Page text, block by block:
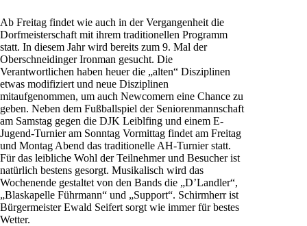
Ab Freitag findet wie auch in der Vergangenheit die
Dorfmeisterschaft mit ihrem traditionellen Programm
statt. In diesem Jahr wird bereits zum 9. Mal der
Oberschneidinger Ironman gesucht. Die
Verantwortlichen haben heuer die „alten“ Disziplinen
etwas modifiziert und neue Disziplinen
mitaufgenommen, um auch Newcomern eine Chance zu
geben. Neben dem Fußballspiel der Seniorenmannschaft
am Samstag gegen die DJK Leiblfing und einem E-
Jugend-Turnier am Sonntag Vormittag findet am Freitag
und Montag Abend das traditionelle AH-Turnier statt.
Für das leibliche Wohl der Teilnehmer und Besucher ist
natürlich bestens gesorgt. Musikalisch wird das
Wochenende gestaltet von den Bands die „D’Landler“,
„Blaskapelle Führmann“ und „Support“. Schirmherr ist
Bürgermeister Ewald Seifert sorgt wie immer für bestes
Wetter.